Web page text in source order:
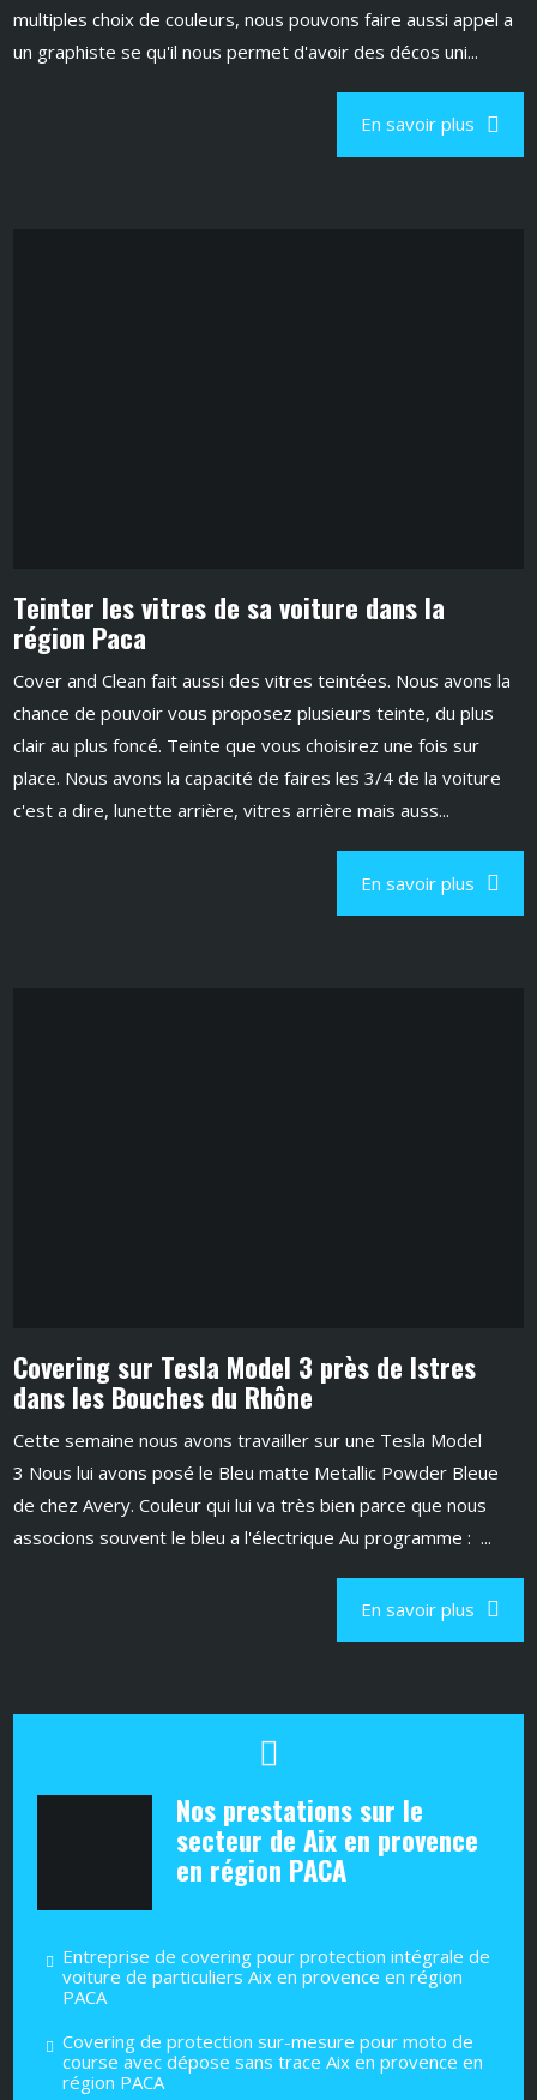
multiples choix de couleurs, nous pouvons faire aussi appel a
un graphiste se qu'il nous permet d'avoir des décos uni...
En savoir plus
Teinter les vitres de sa voiture dans la
région Paca
Cover and Clean fait aussi des vitres teintées. Nous avons la
chance de pouvoir vous proposez plusieurs teinte, du plus
clair au plus foncé. Teinte que vous choisirez une fois sur
place. Nous avons la capacité de faires les 3/4 de la voiture
c'est a dire, lunette arrière, vitres arrière mais auss...
En savoir plus
Covering sur Tesla Model 3 près de Istres
dans les Bouches du Rhône
Cette semaine nous avons travailler sur une Tesla Model
3 Nous lui avons posé le Bleu matte Metallic Powder Bleue
de chez Avery. Couleur qui lui va très bien parce que nous
associons souvent le bleu a l'électrique Au programme : ...
En savoir plus
Nos prestations sur le
secteur de Aix en provence
en région PACA
Entreprise de covering pour protection intégrale de
voiture de particuliers Aix en provence en région
PACA
Covering de protection sur-mesure pour moto de
course avec dépose sans trace Aix en provence en
région PACA